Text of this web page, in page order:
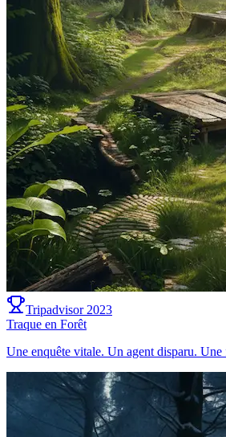
Tripadvisor 2023
Traque en Forêt
Une enquête vitale. Un agent disparu. Une